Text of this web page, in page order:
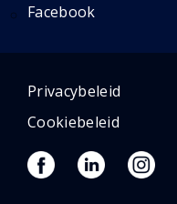
Facebook
Privacybeleid
Cookiebeleid